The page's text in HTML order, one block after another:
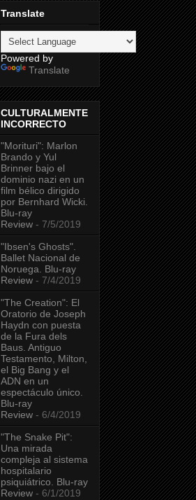
Translate
Powered by
Translate
CULTURALMENTE
INCORRECTO
"Morituri": Marlon
Brando y Yul
Brinner bajo el
dominio nazi en un
film bélico dirigido
por Bernhard Wicki.
Blu-ray
Review - 7/5/2019
"Ibsen's Ghosts".
Ballet Nacional de
Noruega. Blu-ray
Review - 7/4/2019
"The Creation": El
Oratorio de Joseph
Haydn con puesta
de la Fura dels
Baus. Antiguo
Testamento, Milton,
el Big Bang y el
ADN en un
espectáculo único.
Blu-ray
Review - 6/4/2019
"The Snake Pit":
Una mirada
compleja al sistema
hospitalario
psiquiátrico. Blu-ray
Review - 6/1/2019